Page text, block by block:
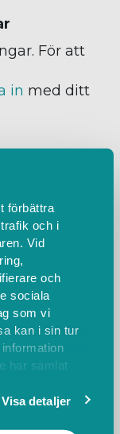
förbättra
och i
Vid
och
sociala
som vi
kan i sin tur
har samlat
Visa detaljer
För att
in med ditt
Intervall
med fler